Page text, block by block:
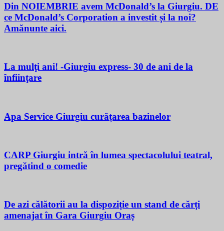
Din NOIEMBRIE avem McDonald’s la Giurgiu. DE
ce McDonald’s Corporation a investit și la noi?
Amănunte aici.
La mulţi ani! -Giurgiu express- 30 de ani de la
înfiinţare
Apa Service Giurgiu curățarea bazinelor
CARP Giurgiu intră în lumea spectacolului teatral,
pregătind o comedie
De azi călătorii au la dispoziție un stand de cărți
amenajat în Gara Giurgiu Oraș